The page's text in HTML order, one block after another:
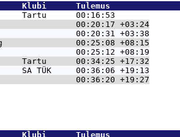
Klubi      Tulemus
Tartu      00:16:53
00:20:17 +03:24
00:20:31 +03:38
00:25:08 +08:15
00:25:12 +08:19
Tartu      00:34:25 +17:32
SA TÜK     00:36:06 +19:13
00:36:20 +19:27
Klubi      Tulemus